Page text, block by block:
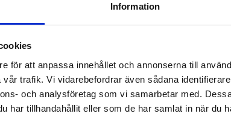
Information
för att anpassa innehållet och annonserna till
trafik. Vi vidarebefordrar även sådana
och analysföretag som vi samarbetar med.
har tillhandahållit eller som de har samlat in när du
11.
006
med T-spår 11.